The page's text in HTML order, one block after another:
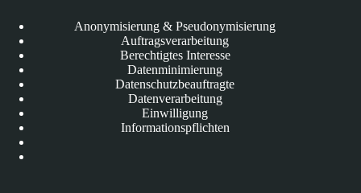
Anonymisierung & Pseudonymisierung
Auftragsverarbeitung
Berechtigtes Interesse
Datenminimierung
Datenschutzbeauftragte
Datenverarbeitung
Einwilligung
Informationspflichten